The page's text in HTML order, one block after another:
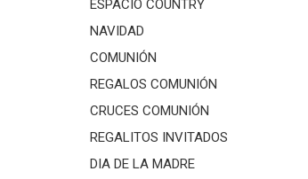
ESPACIO COUNTRY
NAVIDAD
COMUNIÓN
REGALOS COMUNIÓN
CRUCES COMUNIÓN
REGALITOS INVITADOS
DIA DE LA MADRE